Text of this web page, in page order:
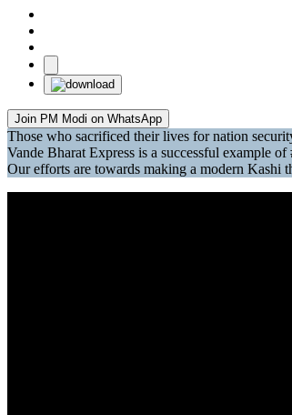
Join PM Modi on WhatsApp
Those who sacrificed their lives for nation
Vande Bharat Express is a successful example
Our efforts are towards making a modern Kashi